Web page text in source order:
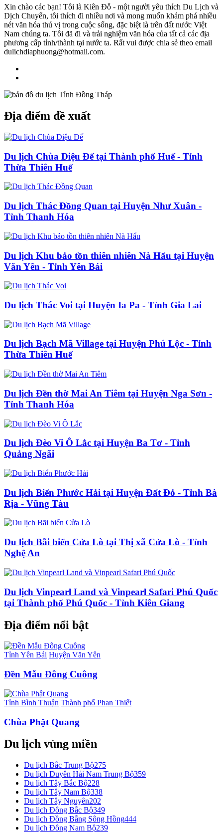
Xin chào các bạn! Tôi là Kiên Đỗ - một người yêu thích Du Lịch và
Dịch Chuyển, tôi thích đi nhiều nơi và mong muốn khám phá nhiều
nét văn hóa thú vị trong cuộc sống, đặc biệt là trên đất nước Việt
Nam chúng ta. Tôi đã đi và trải nghiệm văn hóa của tất cả các địa
phương cấp tỉnh/thành tại nước ta. Rất vui được chia sẻ theo email
dulichdiaphuong@hotmail.com.
Địa điểm đề xuất
Du lịch Chùa Diệu Đế tại Thành phố Huế - Tỉnh
Thừa Thiên Huế
Du lịch Thác Đồng Quan tại Huyện Như Xuân -
Tỉnh Thanh Hóa
Du lịch Khu bảo tồn thiên nhiên Nà Hẩu tại Huyện
Văn Yên - Tỉnh Yên Bái
Du lịch Thác Voi tại Huyện Ia Pa - Tỉnh Gia Lai
Du lịch Bạch Mã Village tại Huyện Phú Lộc - Tỉnh
Thừa Thiên Huế
Du lịch Đền thờ Mai An Tiêm tại Huyện Nga Sơn -
Tỉnh Thanh Hóa
Du lịch Đèo Vi Ô Lắc tại Huyện Ba Tơ - Tỉnh
Quảng Ngãi
Du lịch Biển Phước Hải tại Huyện Đất Đỏ - Tỉnh Bà
Rịa - Vũng Tàu
Du lịch Bãi biển Cửa Lò tại Thị xã Cửa Lò - Tỉnh
Nghệ An
Du lịch Vinpearl Land và Vinpearl Safari Phú Quốc
tại Thành phố Phú Quốc - Tỉnh Kiên Giang
Địa điểm nổi bật
Tỉnh Yên Bái Huyện Văn Yên
Đền Mẫu Đông Cuông
Tỉnh Bình Thuận Thành phố Phan Thiết
Chùa Phật Quang
Du lịch vùng miền
Du lịch Bắc Trung Bộ275
Du lịch Duyên Hải Nam Trung Bộ359
Du lịch Tây Bắc Bộ228
Du lịch Tây Nam Bộ338
Du lịch Tây Nguyên202
Du lịch Đông Bắc Bộ349
Du lịch Đồng Bằng Sông Hồng444
Du lịch Đông Nam Bộ239